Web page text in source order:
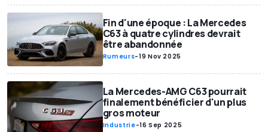
Fin d'une époque : La Mercedes
C63 à quatre cylindres devrait
être abandonnée
Rumeurs-19 Nov 2025
La Mercedes-AMG C63 pourrait
finalement bénéficier d'un plus
gros moteur
Industrie-16 Sep 2025